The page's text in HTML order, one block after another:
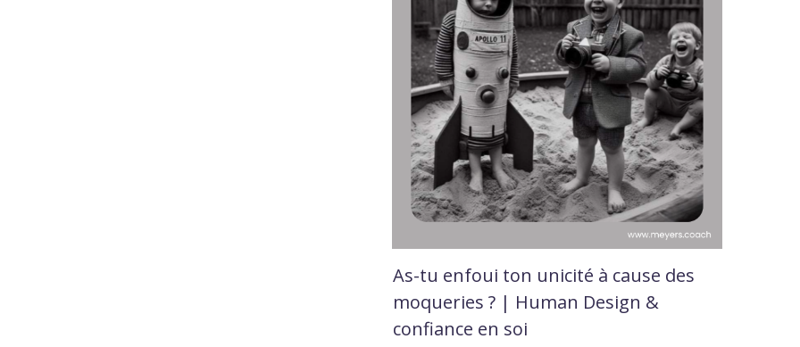
As-tu enfoui ton unicité à cause des
moqueries ? | Human Design &
confiance en soi